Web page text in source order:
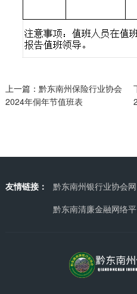
上一篇： 黔东南州保险行业协会
2024年侗年节值班表
友情链接： 黔东南州银行业协会网
黔东南清廉金融网络